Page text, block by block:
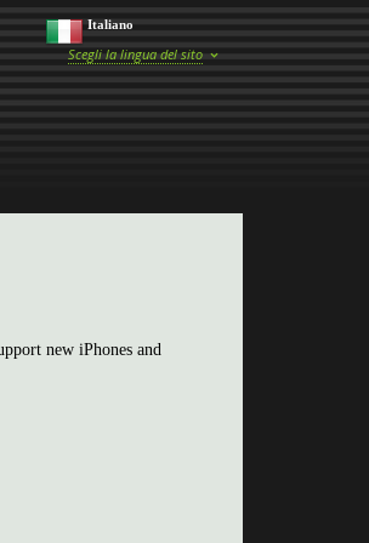
Italiano
Scegli la lingua del sito
new iPhones and